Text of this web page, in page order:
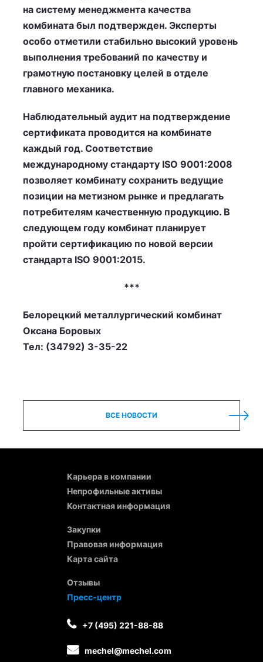
на систему менеджмента качества
комбината был подтвержден. Эксперты
особо отметили стабильно высокий уровень
выполнения требований по качеству и
грамотную постановку целей в отделе
главного механика.
Наблюдательный аудит на подтверждение
сертификата проводится на комбинате
каждый год. Соответствие
международному стандарту ISO 9001:2008
позволяет комбинату сохранить ведущие
позиции на метизном рынке и предлагать
потребителям качественную продукцию. В
следующем году комбинат планирует
пройти сертификацию по новой версии
стандарта ISO 9001:2015.
***
Белорецкий металлургический комбинат
Оксана Боровых
Тел: (34792) 3-35-22
ВСЕ НОВОСТИ
Карьера в компании
Непрофильные активы
Контактная информация
Закупки
Правовая информация
Карта сайта
Отзывы
Пресс-центр
+7 (495) 221-88-88
mechel@mechel.com